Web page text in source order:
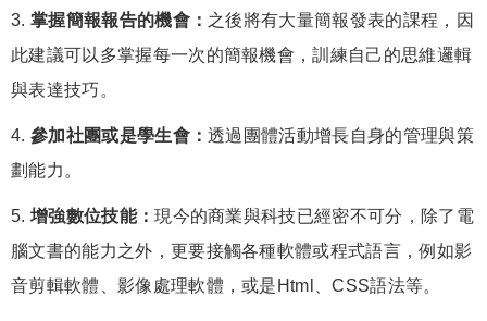
3. 掌握簡報報告的機會： 之後將有大量簡報發表的課程，因
此建議可以多掌握每一次的簡報機會，訓練自己的思維邏輯
與表達技巧。
4. 參加社團或是學生會：透過團體活動增長自身的管理與策
劃能力。
5. 增強數位技能：現今的商業與科技已經密不可分，除了電
腦文書的能力之外，更要接觸各種軟體或程式語言，例如影
音剪輯軟體、影像處理軟體，或是Html、CSS語法等。